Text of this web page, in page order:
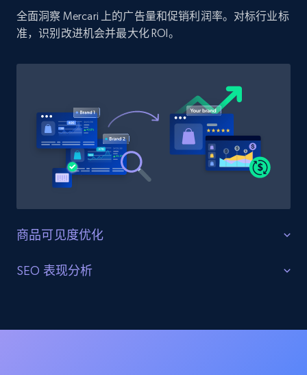
price, Currency, Availability, Reviews count, and
more.
Amazon products global dataset - Collect
products from Brands URLs
Title, Seller name, Brand, Description, Initial
price, Currency, Availability, Reviews count, and
more.
2.1K+
URL, Product id, Listing inventory id, Title, Rating,
全面洞察 Mercari 上的广告量和促销利润率。对标行业标
准，识别改进机会并最大化 ROI。
商品可见度优化
最大化可见度和影响力
并最大化盈利能力。
SEO 表现分析
分析 Mercari 上的搜索结果和高排名关键词。识别提升搜